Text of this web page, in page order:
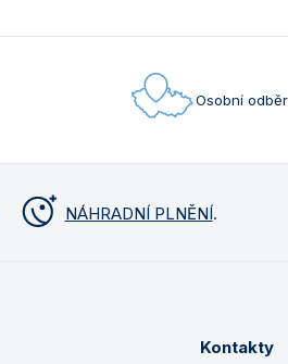
Osobní
NÁHRADNÍ PLNĚNÍ.
Kontakty